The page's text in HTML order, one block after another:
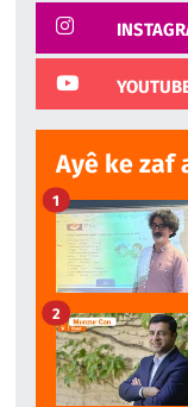
Ayê ke zaf
1
2